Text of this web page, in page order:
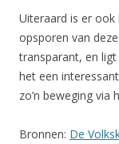
Uiteraard is er
opsporen van
transparant, en
het een
zo’n beweging
Bronnen: De